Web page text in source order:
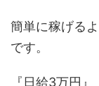
簡単に稼げる
です。
『日給3万円